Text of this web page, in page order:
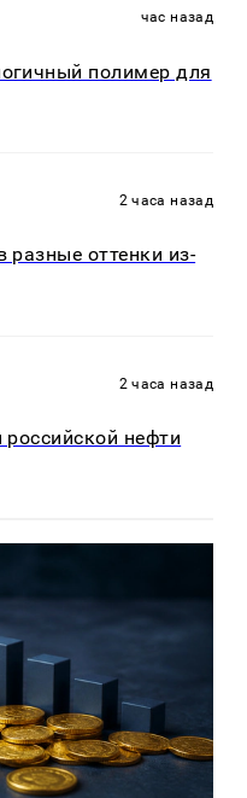
час назад
полимер для
2 часа назад
разные оттенки из-
2 часа назад
нефти